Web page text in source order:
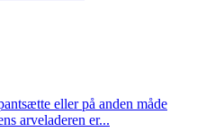
eller på anden måde
arveladeren er...